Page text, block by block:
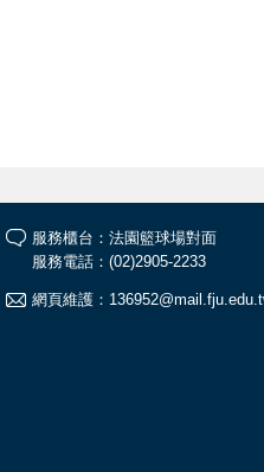
服務櫃台：法園籃球場對面
服務電話：(02)2905-2233
網頁維護：